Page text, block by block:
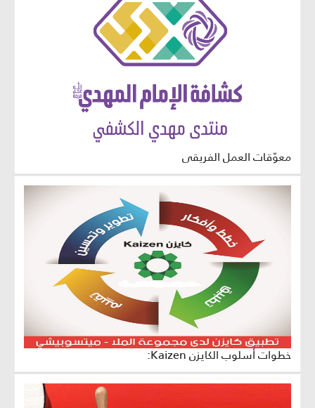
معوّقات العمل الفريقي
خطوات أسلوب الكايزن Kaizen: